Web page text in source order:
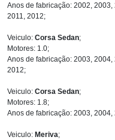
Anos de fabricação: 2002,
2011, 2012;
Veiculo: Corsa Sedan;
Motores: 1.0;
Anos de fabricação: 2003, 2004,
2012;
Veiculo: Corsa Sedan;
Motores: 1.8;
Anos de fabricação: 2003,
Veiculo: Meriva;